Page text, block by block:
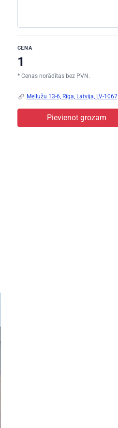
CENA
* Cenas norādītas bez PVN.
Mellužu 13-6, Rīga, Latvija, LV-1067
Pievienot grozam